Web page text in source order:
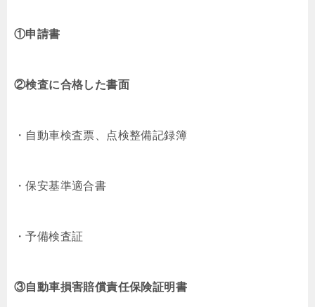
①申請書
②検査に合格した書面
・自動車検査票、点検整備記録簿
・保安基準適合書
・予備検査証
③自動車損害賠償責任保険証明書